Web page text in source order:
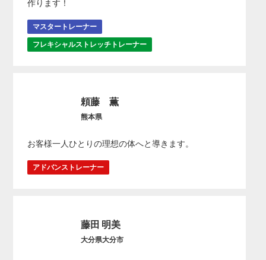
作ります！
マスタートレーナー
フレキシャルストレッチトレーナー
頼藤 薫
熊本県
お客様一人ひとりの理想の体へと導きます。
アドバンストレーナー
藤田 明美
大分県大分市